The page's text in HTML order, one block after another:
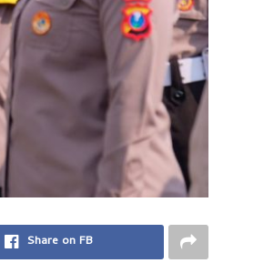
Share on FB